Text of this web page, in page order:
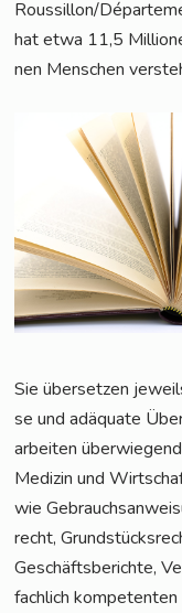
Roussillon/
hat etwa 11,5
nen Men­schen
Sie über­set­zen
se und adäqua­te
arbei­ten
Medi­zin und
wie
recht,
Geschäfts­be­rich­te,
fach­lich